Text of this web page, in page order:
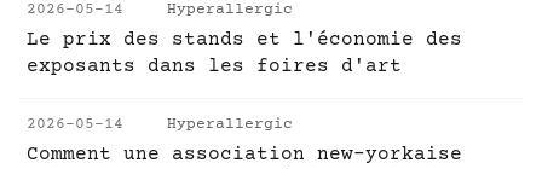
2026-05-14 Hyperallergic
Le prix des stands et l'économie des
exposants dans les foires d'art
2026-05-14 Hyperallergic
Comment une association new-yorkaise